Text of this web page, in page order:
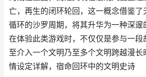
亡，再生的闭环轮回，这一概念借鉴
循环的沙罗周期，将其升华为一种深邃
在体验此类游戏时，不仅仅是参与一段
至介入一个文明乃至多个文明跨越漫长
情设定详解，宿命回环中的文明史诗